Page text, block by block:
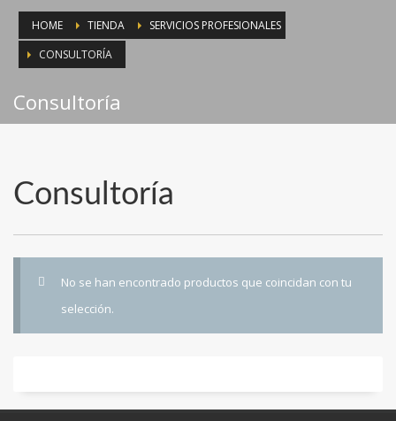
HOME TIENDA
SERVICIOS PROFESIONALES
CONSULTORÍA
Consultoría
Consultoría
No se han encontrado productos que coincidan con tu
selección.